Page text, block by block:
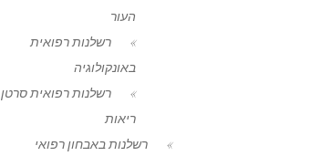
העור
רשלנות רפואית
באונקולוגיה
רשלנות רפואית סרטן
ריאות
רשלנות באבחון רפואי